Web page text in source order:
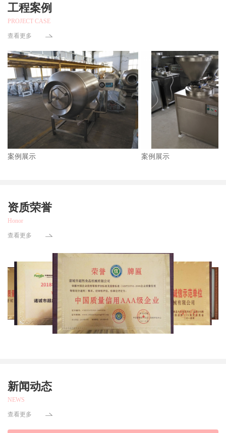
工程案例
PROJECT CASE
查看更多
案例展示 案例展示
资质荣誉
Honor
查看更多
新闻动态
NEWS
查看更多